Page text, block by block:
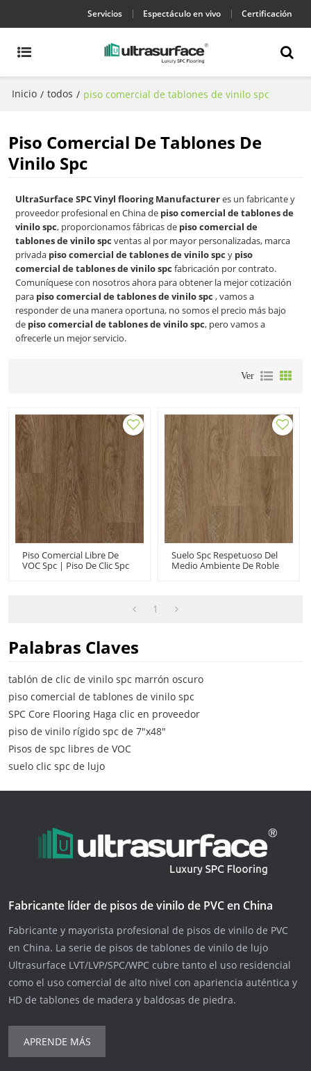
Servicios Espectáculo en vivo Certificación
Inicio / todos / piso comercial de tablones de vinilo spc
Piso Comercial De Tablones De
Vinilo Spc
UltraSurface SPC Vinyl flooring Manufactureres un fabricante y
proveedor profesional en China de piso comercial de tablones de
vinilo spc, proporcionamos fábricas de piso comercial de
tablones de vinilo spc ventas al por mayor personalizadas, marca
privada piso comercial de tablones de vinilo spc y piso
comercial de tablones de vinilo spc fabricación por contrato.
Comuníquese con nosotros ahora para obtener la mejor cotización
para piso comercial de tablones de vinilo spc , vamos a
responder de una manera oportuna, no somos el precio más bajo
de piso comercial de tablones de vinilo spc, pero vamos a
ofrecerle un mejor servicio.
Ver
Piso Comercial Libre De
VOC Spc | Piso De Clic Spc
Suelo Spc Respetuoso Del
Medio Ambiente De Roble
Doméstico
1
Palabras Claves
tablón de clic de vinilo spc marrón oscuro
piso comercial de tablones de vinilo spc
SPC Core Flooring Haga clic en proveedor
piso de vinilo rígido spc de 7"x48"
Pisos de spc libres de VOC
suelo clic spc de lujo
Fabricante líder de pisos de vinilo de PVC en China
Fabricante y mayorista profesional de pisos de vinilo de PVC
en China. La serie de pisos de tablones de vinilo de lujo
Ultrasurface LVT/LVP/SPC/WPC cubre tanto el uso residencial
como el uso comercial de alto nivel con apariencia auténtica y
HD de tablones de madera y baldosas de piedra.
APRENDE MÁS